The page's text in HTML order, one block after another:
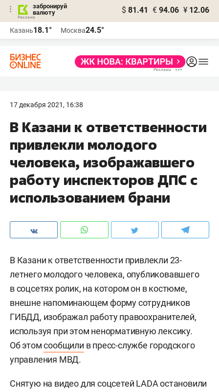
забронируй
валюту
$ 81.41 € 94.06 ¥ 12.06
Казань18.1° Москва24.5°
17 декабря 2021, 16:38
В Казани к ответственности
привлекли молодого
человека, изображавшего
работу инспекторов ДПС с
использованием брани
В Казани к ответственности привлекли 23-
летнего молодого человека, опубликовавшего
в соцсетях ролик, на котором он в костюме,
внешне напоминающем форму сотрудников
ГИБДД, изображал работу правоохранителей,
используя при этом ненормативную лексику.
Об этомсообщили в пресс-службе городского
управления МВД.
Снятую на видео для соцсетей LADA остановили